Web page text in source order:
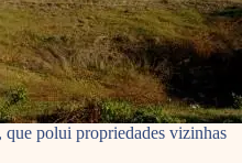
que polui propriedades vizinhas